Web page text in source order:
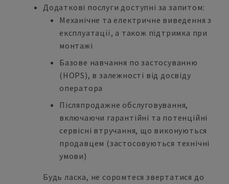
Додаткові послуги доступні за запитом:
Механічне та електричне виведення з
експлуатації, а також підтримка при
монтажі
Базове навчання по застосуванню
(HOPS), в залежності від досвіду
оператора
Післяпродажне обслуговування,
включаючи гарантійні та потенційні
сервісні втручання, що виконуються
продавцем (застосовуються технічні
умови)
Будь ласка, не соромтеся звертатися до